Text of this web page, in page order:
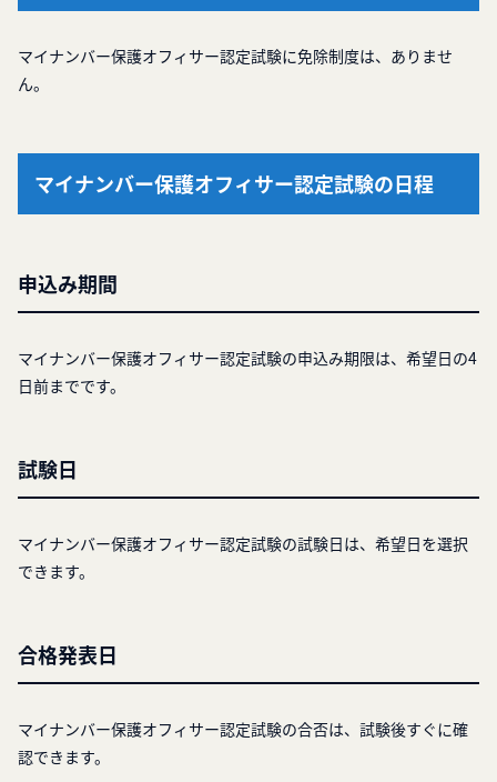
マイナンバー保護オフィサー認定試験に免除制度は、ありませ
ん。
マイナンバー保護オフィサー認定試験の日程
申込み期間
マイナンバー保護オフィサー認定試験の申込み期限は、希望日の4
日前までです。
試験日
マイナンバー保護オフィサー認定試験の試験日は、希望日を選択
できます。
合格発表日
マイナンバー保護オフィサー認定試験の合否は、試験後すぐに確
認できます。